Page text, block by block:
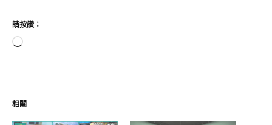
請按讚：
正
入...
相關